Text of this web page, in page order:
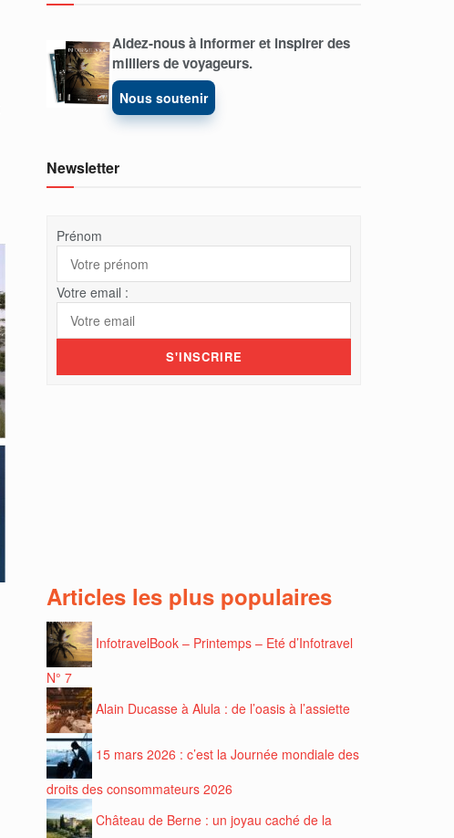
Aidez-nous à informer et inspirer des
milliers de voyageurs.
Nous soutenir
Newsletter
Prénom
Votre email :
Articles les plus populaires
InfotravelBook – Printemps – Eté d’Infotravel
N° 7
Alain Ducasse à Alula : de l’oasis à l’assiette
15 mars 2026 : c’est la Journée mondiale des
droits des consommateurs 2026
Château de Berne : un joyau caché de la